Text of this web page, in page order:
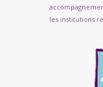
les institutions